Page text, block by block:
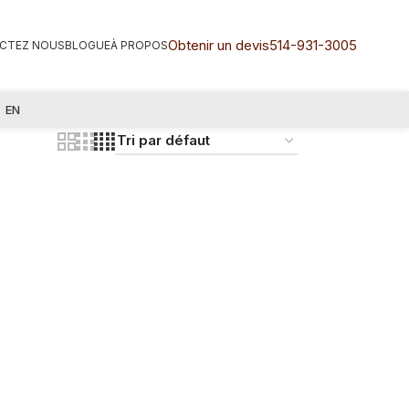
NOUSBLOGUEÀ PROPOSObtenir un devis514-931-3005
EN